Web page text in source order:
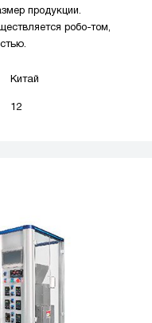
продукции.
робо-том,
Китай
12